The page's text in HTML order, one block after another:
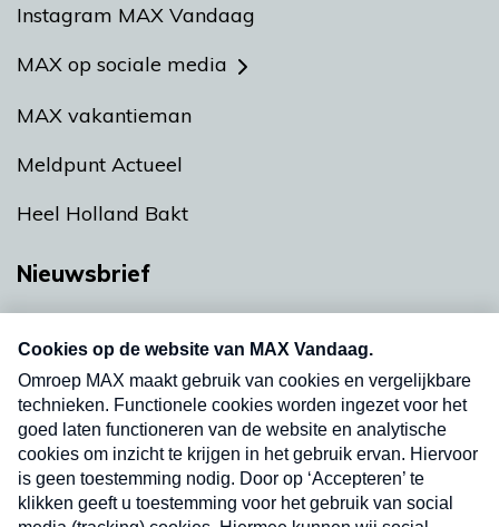
Instagram MAX Vandaag
MAX op sociale media
MAX vakantieman
Meldpunt Actueel
Heel Holland Bakt
Nieuwsbrief
nieuwsbrief. Elke vrijdag- en dinsdagochtend in
uw mailbox.
Verzend